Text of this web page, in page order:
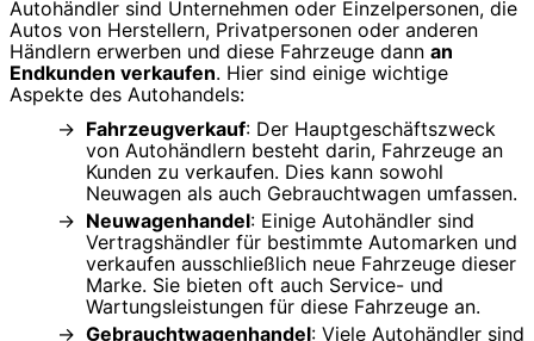
Autohändler sind Unternehmen oder Einzelpersonen, die
Autos von Herstellern, Privatpersonen oder anderen
Händlern erwerben und diese Fahrzeuge dann an
Endkunden verkaufen. Hier sind einige wichtige
Aspekte des Autohandels:
Fahrzeugverkauf: Der Hauptgeschäftszweck
von Autohändlern besteht darin, Fahrzeuge an
Kunden zu verkaufen. Dies kann sowohl
Neuwagen als auch Gebrauchtwagen umfassen.
Neuwagenhandel: Einige Autohändler sind
Vertragshändler für bestimmte Automarken und
verkaufen ausschließlich neue Fahrzeuge dieser
Marke. Sie bieten oft auch Service- und
Wartungsleistungen für diese Fahrzeuge an.
Gebrauchtwagenhandel: Viele Autohändler sind